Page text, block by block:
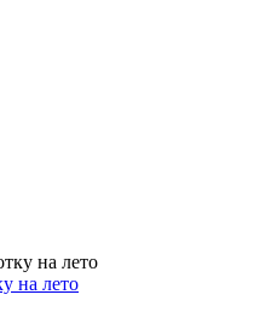
на лето